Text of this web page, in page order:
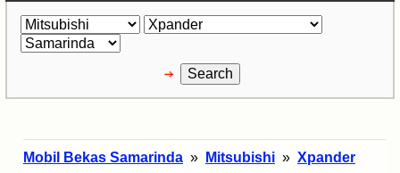
Mobil Bekas Samarinda » Mitsubishi » Xpander